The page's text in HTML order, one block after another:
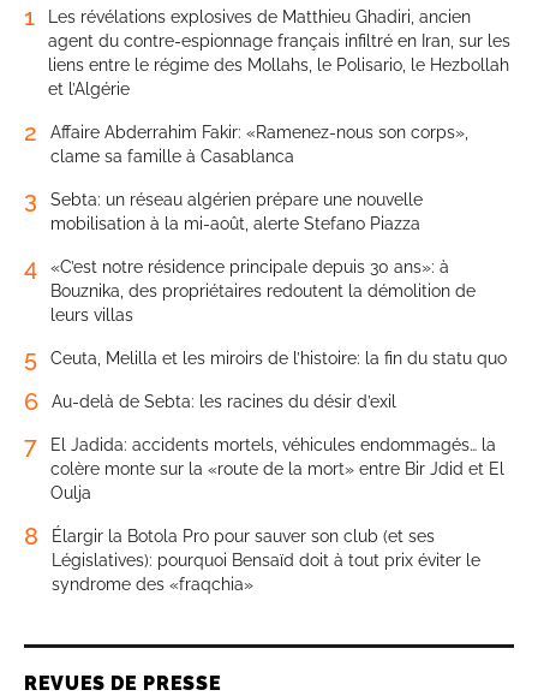
1
Les révélations explosives de Matthieu Ghadiri, ancien
agent du contre-espionnage français infiltré en Iran, sur les
liens entre le régime des Mollahs, le Polisario, le Hezbollah
et l’Algérie
2
Affaire Abderrahim Fakir: «Ramenez-nous son corps»,
clame sa famille à Casablanca
3
Sebta: un réseau algérien prépare une nouvelle
mobilisation à la mi-août, alerte Stefano Piazza
4
«C’est notre résidence principale depuis 30 ans»: à
Bouznika, des propriétaires redoutent la démolition de
leurs villas
5 Ceuta, Melilla et les miroirs de l’histoire: la fin du statu quo
6 Au-delà de Sebta: les racines du désir d’exil
7
El Jadida: accidents mortels, véhicules endommagés… la
colère monte sur la «route de la mort» entre Bir Jdid et El
Oulja
8
Élargir la Botola Pro pour sauver son club (et ses
Législatives): pourquoi Bensaïd doit à tout prix éviter le
syndrome des «fraqchia»
REVUES DE PRESSE